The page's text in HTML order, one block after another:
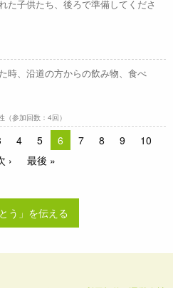
た子供たち、後ろで準備してくださ
時、沿道の方からの飲み物、食べ
参加回数：4回）
4 5 6 7 8 9
10
›
最後 »
う」を伝える